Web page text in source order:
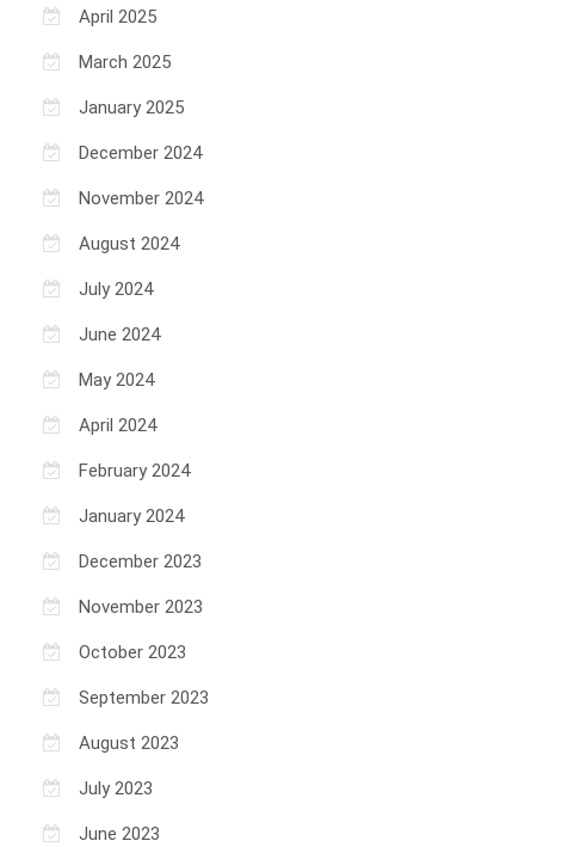
April 2025
March 2025
January 2025
December 2024
November 2024
August 2024
July 2024
June 2024
May 2024
April 2024
February 2024
January 2024
December 2023
November 2023
October 2023
September 2023
August 2023
July 2023
June 2023